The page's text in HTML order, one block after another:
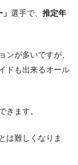
選手で、 推定年
ンが多いですが、
ドも出来るオール
きます。
は難しくなりま